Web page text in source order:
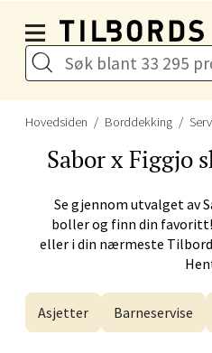
Hovedsiden Borddekking
Sabor x Figgjo
Se gjennom utvalget av
boller og finn din
eller i din nærmeste
Asjetter Barneservise
Åpent i dag 10-20
Bergen - Galleriet
Torgalmenningen 8, 5014
Åpent i dag 09-21